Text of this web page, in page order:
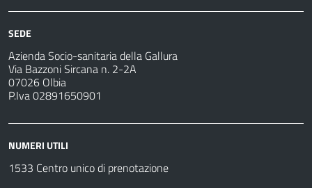
SEDE
Azienda Socio-sanitaria della Gallura
Via Bazzoni Sircana n. 2-2A
07026 Olbia
P.Iva 02891650901
NUMERI UTILI
1533 Centro unico di prenotazione